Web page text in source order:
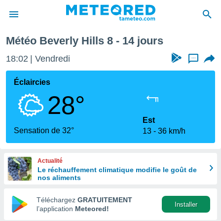
de
en
Météo Beverly Hills 8 - 14 jours
18:02 Vendredi ...
Éclaircies
28°
Sensation de 32°
Est
13
36 km/h
Actualité
Le réchauffement climatique modifie le goût de
nos aliments
Téléchargez GRATUITEMENT
l’application Meteored!
Installer